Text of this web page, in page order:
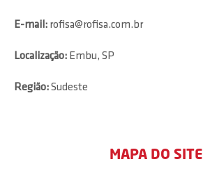
E-mail: rofisa@rofisa.com.br
Localização: Embu, SP
Região:Sudeste
MAPA DO SITE